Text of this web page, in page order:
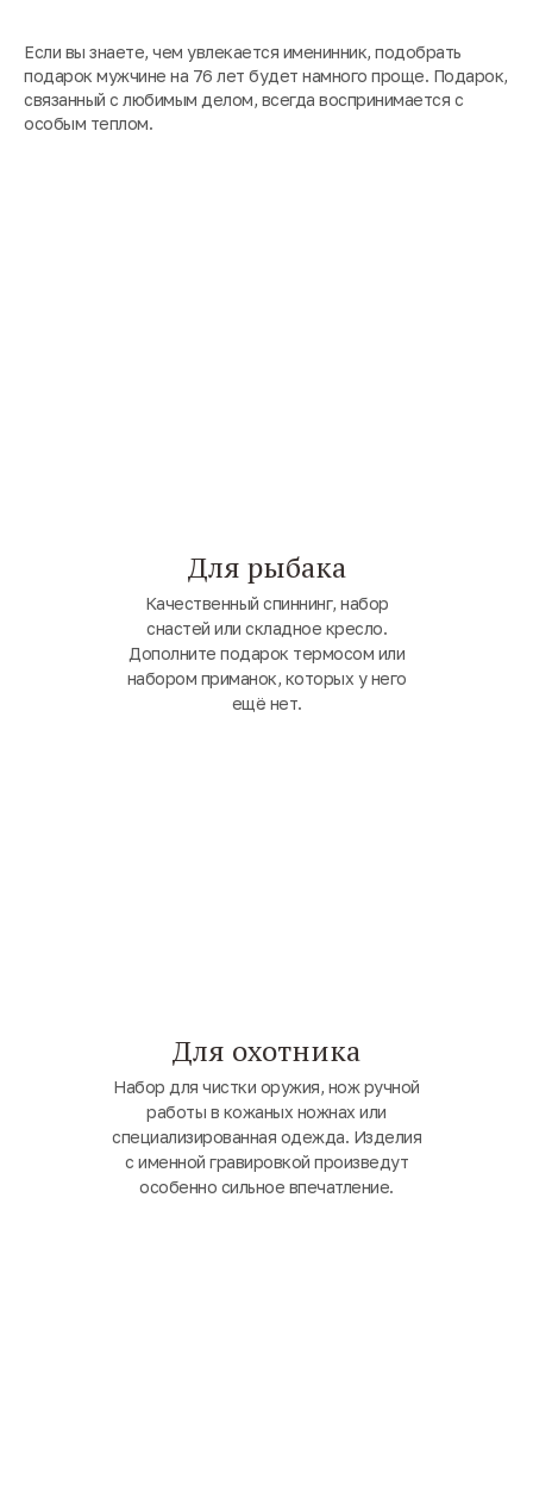
Если вы знаете, чем увлекается именинник, подобрать
подарок мужчине на 76 лет будет намного проще. Подарок,
связанный с любимым делом, всегда воспринимается с
особым теплом.
Для рыбака
Качественный спиннинг, набор
снастей или складное кресло.
Дополните подарок термосом или
набором приманок, которых у него
ещё нет.
Для охотника
Набор для чистки оружия, нож ручной
работы в кожаных ножнах или
специализированная одежда. Изделия
с именной гравировкой произведут
особенно сильное впечатление.